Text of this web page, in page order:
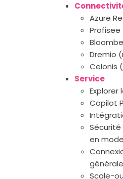
Azure
Dremio
Celonis
Service
Explorer
Copilot
en
Scale-